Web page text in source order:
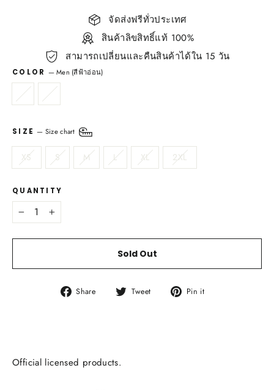
จัดส่งฟรีทั่วประเทศ
สินค้าลิขสิทธิ์แท้ 100%
สามารถเปลี่ยนและคืนสินค้าได้ใน 15 วัน
COLOR —Men (สีฟ้าอ่อน)
SIZE— Size chart
XS S M L XL 2XL
QUANTITY
− +
Sold Out
Share
Share Tweet
Tweet Pin it
Official licensed products.